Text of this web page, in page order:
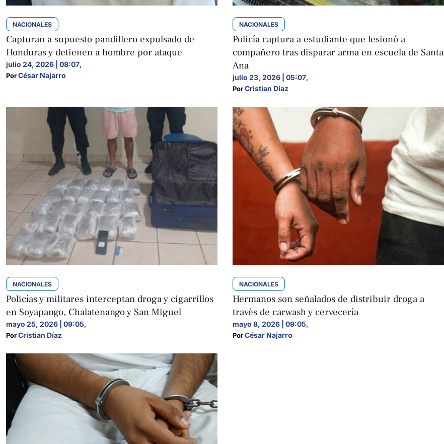
NACIONALES
Capturan a supuesto pandillero expulsado de
Honduras y detienen a hombre por ataque
julio 24, 2026 | 08:07,
Por César Najarro
NACIONALES
Policía captura a estudiante que lesionó a
compañero tras disparar arma en escuela de Santa
Ana
julio 23, 2026 | 05:07,
Por Cristian Díaz
NACIONALES
Policías y militares interceptan droga y cigarrillos
en Soyapango, Chalatenango y San Miguel
mayo 25, 2026 | 09:05,
Por Cristian Díaz
NACIONALES
Hermanos son señalados de distribuir droga a
través de carwash y cervecería
mayo 8, 2026 | 09:05,
Por César Najarro